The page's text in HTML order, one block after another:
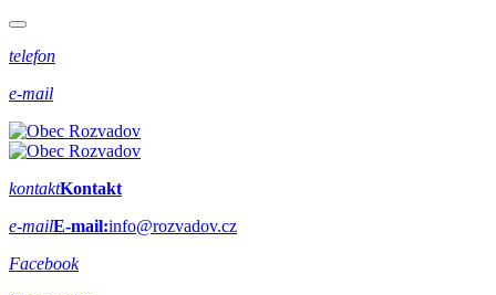
telefon
e-mail
kontaktKontakt
e-mailE-mail:info@rozvadov.cz
Facebook